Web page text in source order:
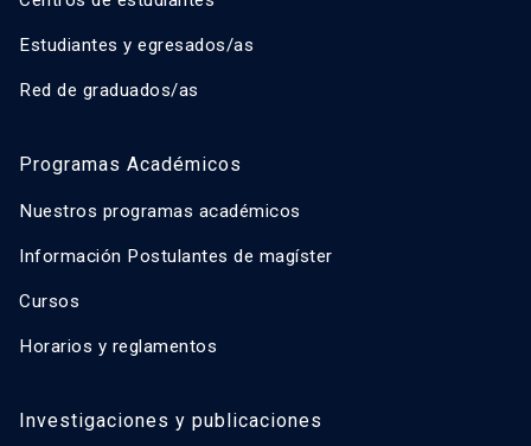
Estudiantes y egresados/as
Red de graduados/as
Programas Académicos
Nuestros programas académicos
Información Postulantes de magíster
Cursos
Horarios y reglamentos
Investigaciones y publicaciones